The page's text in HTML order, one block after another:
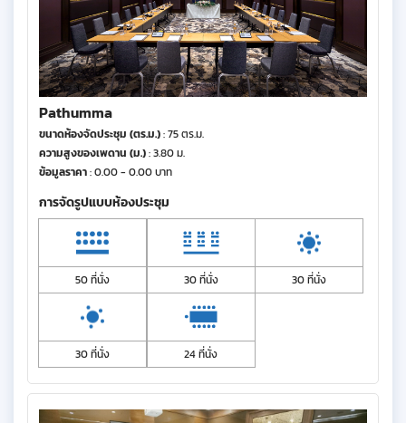
Pathumma
ขนาดห้องจัดประชุม (ตร.ม.): 75 ตร.ม.
ความสูงของเพดาน (ม.): 3.80 ม.
ข้อมูลราคา: 0.00 - 0.00 บาท
การจัดรูปแบบห้องประชุม
50 ที่นั่ง 30 ที่นั่ง 30 ที่นั่ง
30 ที่นั่ง 24 ที่นั่ง